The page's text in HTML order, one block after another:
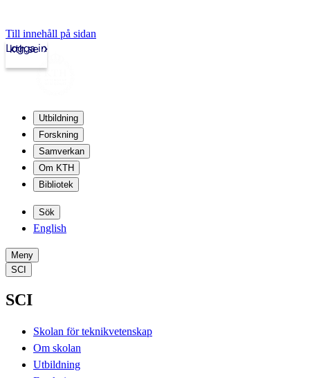
Till innehåll på sidan
kth.se
Logga in
Utbildning
Forskning
Samverkan
Om KTH
Bibliotek
Sök
English
Meny
SCI
SCI
Skolan för teknikvetenskap
Om skolan
Utbildning